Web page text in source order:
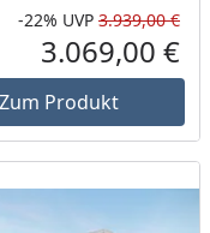
Preis
-22% UVP 3.939,00 €
3.069,00 €
Zum Produkt